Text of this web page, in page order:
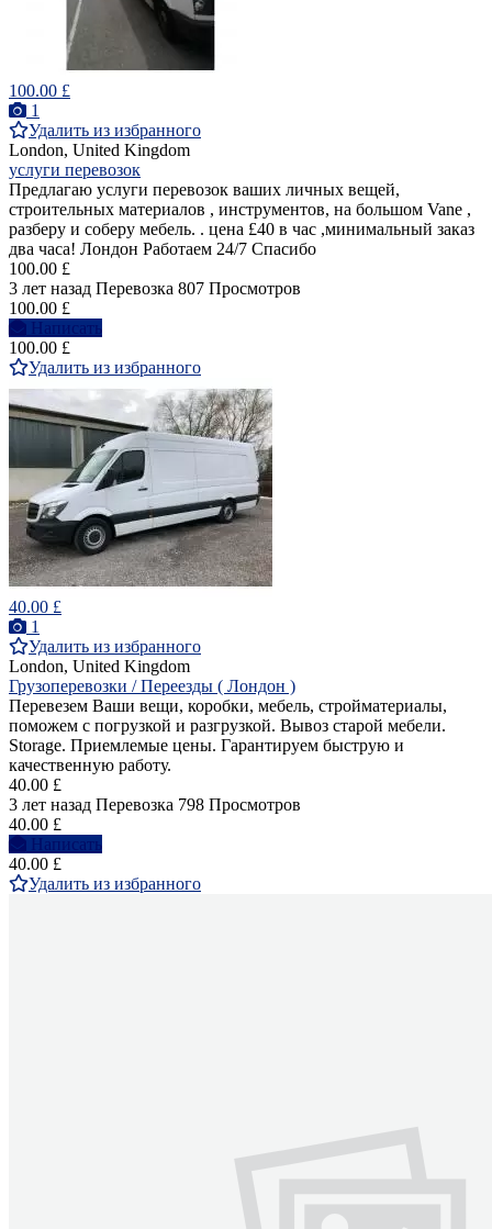
100.00 £
1
Удалить из избранного
London, United Kingdom
услуги перевозок
Предлагаю услуги перевозок ваших личных вещей,
строительных материалов , инструментов, на большом Vane ,
разберу и соберу мебель. . цена £40 в час ,минимальный заказ
два часа! Лондон Работаем 24/7 Спасибо
100.00 £
3 лет назад Перевозка 807 Просмотров
100.00 £
Написать
100.00 £
Удалить из избранного
40.00 £
1
Удалить из избранного
London, United Kingdom
Грузоперевозки / Переезды ( Лондон )
Перевезем Ваши вещи, коробки, мебель, стройматериалы,
поможем с погрузкой и разгрузкой. Вывоз старой мебели.
Storage. Приемлемые цены. Гарантируем быструю и
качественную работу.
40.00 £
3 лет назад Перевозка 798 Просмотров
40.00 £
Написать
40.00 £
Удалить из избранного